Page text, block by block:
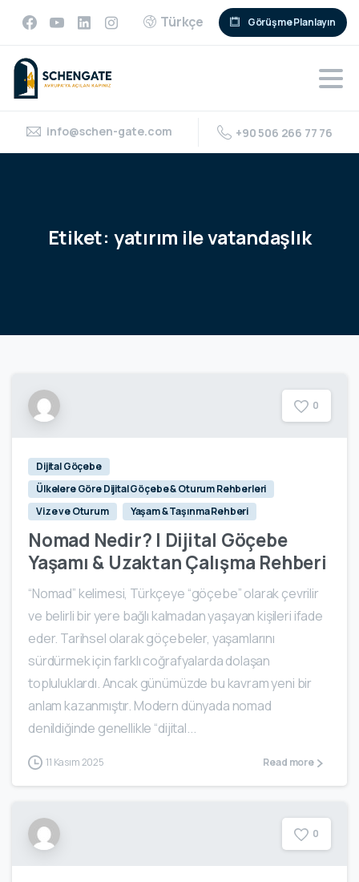
Türkçe Görüşme Planlayın
info@schen-gate.com +90 506 266 77 76
Etiket: yatırım ilevatandaşlık
0
Dijital Göçebe
Ülkelere Göre Dijital Göçebe & Oturum Rehberleri
Vize ve Oturum
Yaşam & Taşınma Rehberi
Nomad Nedir? | Dijital Göçebe
Yaşamı & Uzaktan Çalışma Rehberi
“Nomad” kelimesi, Türkçeye “göçebe” olarak çevrilir
ve belirli bir yere bağlı kalmadan yaşayan kişileri ifade
eder. Tarihsel olarak göçebeler, yaşamlarını
sürdürmek için farklı coğrafyalarda dolaşan
topluluklardı. Ancak günümüzde bu kavram yeni bir
anlam kazanmıştır. Modern dünyada nomad
denildiğinde genellikle “dijital...
11 Kasım 2025 Read more
0